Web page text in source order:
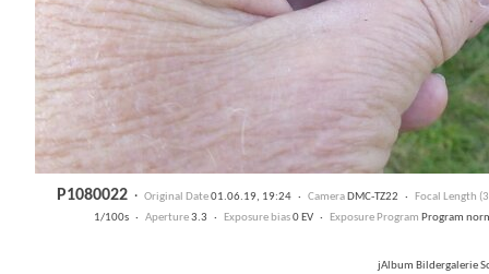
P1080022 · Original Date01.06.19, 19:24 · CameraDMC-TZ22 · Focal Length
1/100s · Aperture3.3 · Exposure bias0 EV · Exposure Program Program
jAlbum Bildergalerie